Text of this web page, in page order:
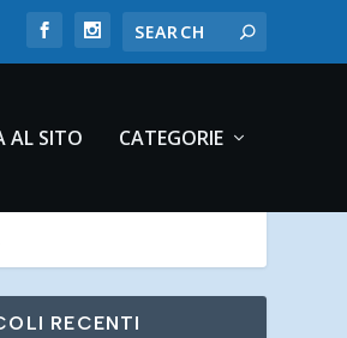
AL SITO CATEGORIE
RECENTI